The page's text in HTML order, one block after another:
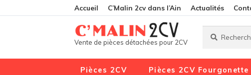
Accueil C’Malin 2cv dans l’Ain Actualités
Vente de pièces détachées pour 2CV
Recherche
Recherche
Pièces 2CV Pièces 2CV Fourgonette